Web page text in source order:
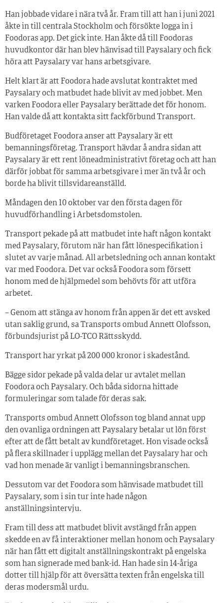
Han jobbade vidare i nära två år. Fram till att han i juni 2021
åkte in till centrala Stockholm och försökte logga in i
Foodoras app. Det gick inte. Han åkte då till Foodoras
huvudkontor där han blev hänvisad till Paysalary och fick
höra att Paysalary var hans arbetsgivare.
Helt klart är att Foodora hade avslutat kontraktet med
Paysalary och matbudet hade blivit av med jobbet. Men
varken Foodora eller Paysalary berättade det för honom.
Han valde då att kontakta sitt fackförbund Transport.
Budföretaget Foodora anser att Paysalary är ett
bemanningsföretag. Transport hävdar å andra sidan att
Paysalary är ett rent löneadministrativt företag och att han
därför jobbat för samma arbetsgivare i mer än två år och
borde ha blivit tillsvidareanställd.
Måndagen den 10 oktober var den första dagen för
huvudförhandling i Arbetsdomstolen.
Transport pekade på att matbudet inte haft någon kontakt
med Paysalary, förutom när han fått lönespecifikation i
slutet av varje månad. All arbetsledning och annan kontakt
var med Foodora. Det var också Foodora som försett
honom med de hjälpmedel som behövts för att utföra
arbetet.
– Genom att stänga av honom från appen är det ett avsked
utan saklig grund, sa Transports ombud Annett Olofsson,
förbundsjurist på LO-TCO Rättsskydd.
Transport har yrkat på 200 000 kronor i skadestånd.
Bägge sidor pekade på valda delar ur avtalet mellan
Foodora och Paysalary. Och båda sidorna hittade
formuleringar som talade för deras sak.
Transports ombud Annett Olofsson tog bland annat upp
den ovanliga ordningen att Paysalary betalar ut lön först
efter att de fått betalt av kundföretaget. Hon visade också
på flera skillnader i upplägg mellan det Paysalary har och
vad hon menade är vanligt i bemanningsbranschen.
Dessutom var det Foodora som hänvisade matbudet till
Paysalary, som i sin tur inte hade någon
anställningsintervju.
Fram till dess att matbudet blivit avstängd från appen
skedde en av få interaktioner mellan honom och Paysalary
när han fått ett digitalt anställningskontrakt på engelska
som han signerade med bank-id. Han hade sin 14-åriga
dotter till hjälp för att översätta texten från engelska till
deras modersmål urdu.